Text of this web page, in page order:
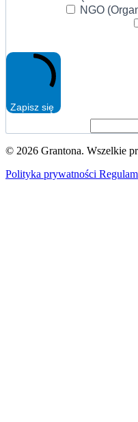
NGO
Zapisz się
© 2026 Grantona. Wszelkie
Polityka prywatności